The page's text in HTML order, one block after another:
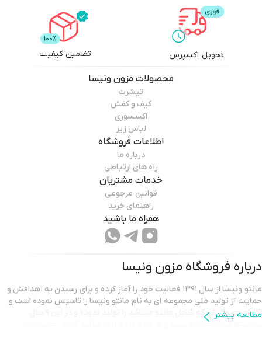
تحویل اکسپرس تضمین کیفیت
محصولات مزون ونیسا
تیشرت
کیف و کفش
اکسسوری
لباس زیر
اطلاعات فروشگاه
درباره ما
راه های ارتباطی
خدمات مشتریان
قوانین مرجوعی
راهنمای خرید
همراه ما باشید
درباره فروشگاه مزون ونیسا
مانتو ونیسا از سال ۱۳۹۱ فعالیت خود را آغاز کرده و برای رسیدن به اهدافش و
حمایت از تولید ملی مجموعه ای به نام مانتو ونیسا را تاسیس نموده است و
توانسته است رضایت بسیاری از خرید مردم را در سراسر کشور جلب نماید
مطالعه بیشتر